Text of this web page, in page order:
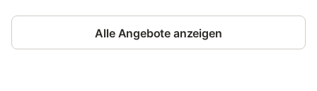
Alle Angebote anzeigen